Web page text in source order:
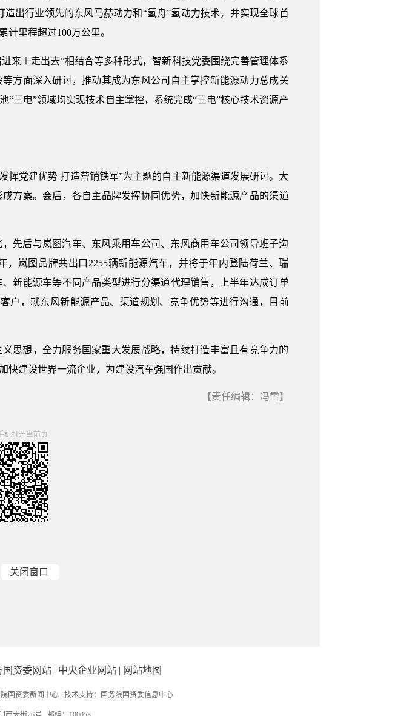
出行业领先的东风马赫动力和“氢舟”氢动力技术，并实现全球首
里程超过100万公里。
来＋走出去”相结合等多种形式，智新科技党委围绕完善管理体系
方面深入研讨，推动其成为东风公司自主掌控新能源动力总成关
三电”领域均实现技术自主掌控，系统完成“三电”核心技术资源产
挥党建优势 打造营销铁军”为主题的自主新能源渠道发展研讨。大
方案。会后，各自主品牌发挥协同优势，加快新能源产品的渠道
先后与岚图汽车、东风乘用车公司、东风商用车公司领导班子沟
岚图品牌共出口2255辆新能源汽车，并将于年内登陆荷兰、瑞
新能源车等不同产品类型进行分渠道代理销售，上半年达成订单
户，就东风新能源产品、渠道规划、竞争优势等进行沟通，目前
思想，全力服务国家重大发展战略，持续打造丰富且有竞争力的
建设世界一流企业，为建设汽车强国作出贡献。
【责任编辑：冯雪】
机打开当前页
关闭窗口